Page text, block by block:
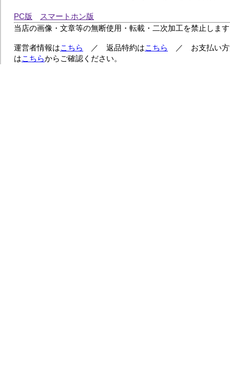
PC版
スマートホン版
当店の画像・文章等の無断使用・転載・二次加工を禁止しま
運営者情報はこちら ／ 返品特約はこちら
／ お支払い方
はこちらからご確認ください。